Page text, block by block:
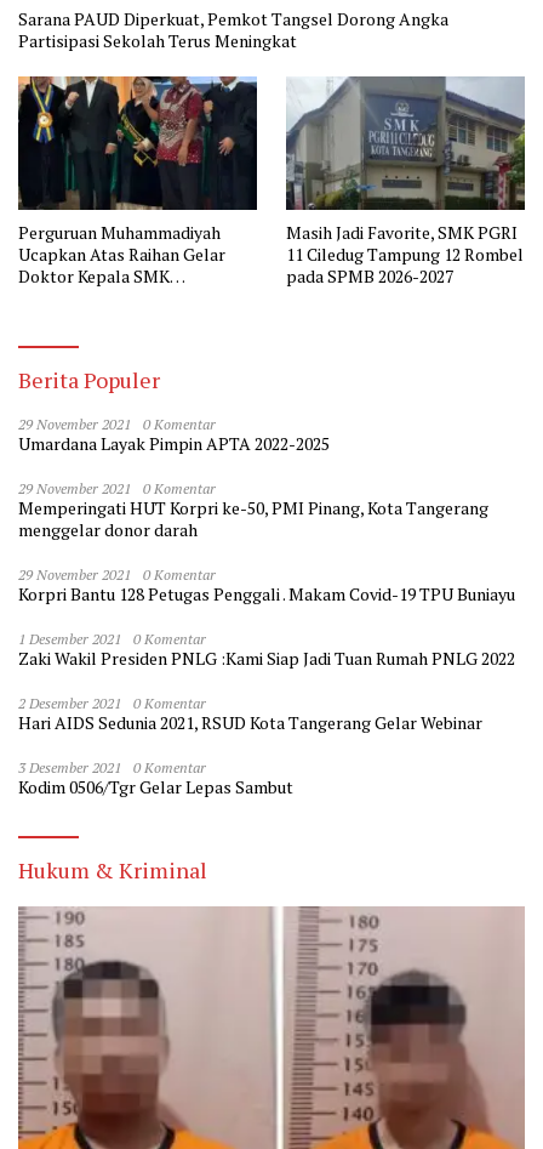
Sarana PAUD Diperkuat, Pemkot Tangsel Dorong Angka
Partisipasi Sekolah Terus Meningkat
Perguruan Muhammadiyah
Ucapkan Atas Raihan Gelar
Doktor Kepala SMK
Masih Jadi Favorite, SMK PGRI
11 Ciledug Tampung 12 Rombel
pada SPMB 2026-2027
Berita Populer
29 November 2021 0 Komentar
Umardana Layak Pimpin APTA 2022-2025
29 November 2021 0 Komentar
Memperingati HUT Korpri ke-50, PMI Pinang, Kota Tangerang
menggelar donor darah
29 November 2021 0 Komentar
Korpri Bantu 128 Petugas Penggali . Makam Covid-19 TPU Buniayu
1 Desember 2021 0 Komentar
Zaki Wakil Presiden PNLG :Kami Siap Jadi Tuan Rumah PNLG 2022
2 Desember 2021 0 Komentar
Hari AIDS Sedunia 2021, RSUD Kota Tangerang Gelar Webinar
3 Desember 2021 0 Komentar
Kodim 0506/Tgr Gelar Lepas Sambut
Hukum & Kriminal